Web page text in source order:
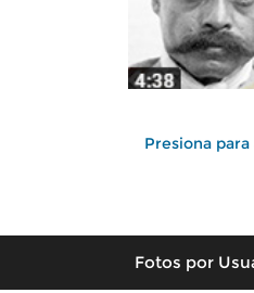
Presiona
Fotos por